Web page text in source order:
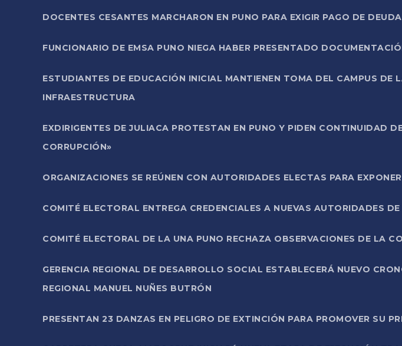
DOCENTES CESANTES MARCHARON EN PUNO PARA EXIGIR PAGO DE
FUNCIONARIO DE EMSA PUNO NIEGA HABER PRESENTADO
ESTUDIANTES DE EDUCACIÓN INICIAL MANTIENEN TOMA DEL CAMPUS DE
INFRAESTRUCTURA
EXDIRIGENTES DE JULIACA PROTESTAN EN PUNO Y PIDEN CONTINUIDAD
CORRUPCIÓN»
ORGANIZACIONES SE REÚNEN CON AUTORIDADES ELECTAS PARA
COMITÉ ELECTORAL ENTREGA CREDENCIALES A NUEVAS AUTORIDADES
COMITÉ ELECTORAL DE LA UNA PUNO RECHAZA OBSERVACIONES DE LA
GERENCIA REGIONAL DE DESARROLLO SOCIAL ESTABLECERÁ NUEVO
REGIONAL MANUEL NUÑES BUTRÓN
PRESENTAN 23 DANZAS EN PELIGRO DE EXTINCIÓN PARA PROMOVER SU